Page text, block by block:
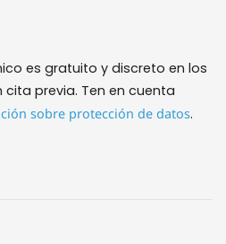
es gratuito y discreto en los
previa. Ten en cuenta
sobre protección de datos.